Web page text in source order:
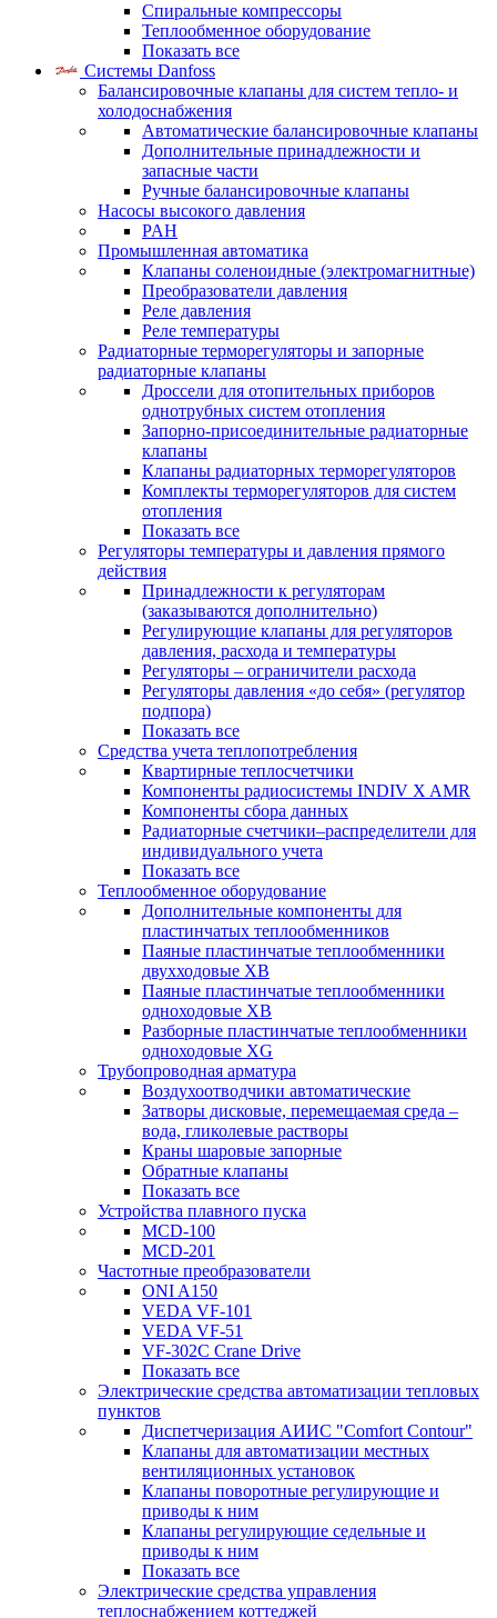
Спиральные компрессоры
Теплообменное оборудование
Показать все
Системы Danfoss
Балансировочные клапаны для систем тепло- и
холодоснабжения
Автоматические балансировочные клапаны
Дополнительные принадлежности и
запасные части
Ручные балансировочные клапаны
Насосы высокого давления
PAH
Промышленная автоматика
Клапаны соленоидные (электромагнитные)
Преобразователи давления
Реле давления
Реле температуры
Радиаторные терморегуляторы и запорные
радиаторные клапаны
Дроссели для отопительных приборов
однотрубных систем отопления
Запорно-присоединительные радиаторные
клапаны
Клапаны радиаторных терморегуляторов
Комплекты терморегуляторов для систем
отопления
Показать все
Регуляторы температуры и давления прямого
действия
Принадлежности к регуляторам
(заказываются дополнительно)
Регулирующие клапаны для регуляторов
давления, расхода и температуры
Регуляторы – ограничители расхода
Регуляторы давления «до себя» (регулятор
подпора)
Показать все
Средства учета теплопотребления
Квартирные теплосчетчики
Компоненты радиосистемы INDIV X AMR
Компоненты сбора данных
Радиаторные счетчики–распределители для
индивидуального учета
Показать все
Теплообменное оборудование
Дополнительные компоненты для
пластинчатых теплообменников
Паяные пластинчатые теплообменники
двухходовые XB
Паяные пластинчатые теплообменники
одноходовые ХВ
Разборные пластинчатые теплообменники
одноходовые ХG
Трубопроводная арматура
Воздухоотводчики автоматические
Затворы дисковые, перемещаемая среда –
вода, гликолевые растворы
Краны шаровые запорные
Обратные клапаны
Показать все
Устройства плавного пуска
MCD-100
MCD-201
Частотные преобразователи
ONI A150
VEDA VF-101
VEDA VF-51
VF-302C Crane Drive
Показать все
Электрические средства автоматизации тепловых
пунктов
Диспетчеризация АИИС "Comfort Contour"
Клапаны для автоматизации местных
вентиляционных установок
Клапаны поворотные регулирующие и
приводы к ним
Клапаны регулирующие седельные и
приводы к ним
Показать все
Электрические средства управления
теплоснабжением коттеджей